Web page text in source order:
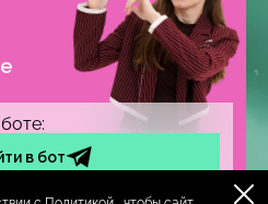
данных
№ Л035‑1271‑78/1277314
в бот